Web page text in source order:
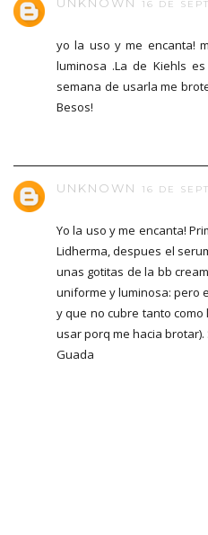
16 DE
yo la uso y me encanta!
luminosa .La de Kiehls
semana de usarla me
Besos!
UNKNOWN 16 DE
Yo la uso y me encanta!
Lidherma, despues el
unas gotitas de la bb
uniforme y luminosa: pero
y que no cubre tanto
usar porq me hacia brotar).
Guada